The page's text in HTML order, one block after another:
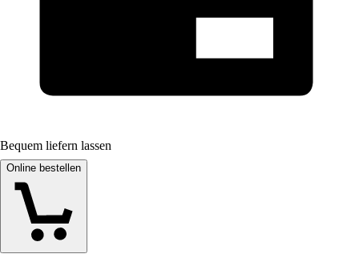
Bequem liefern lassen
Online bestellen